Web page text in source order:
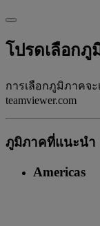
โปรดเลือก
การเลือกภูมิภาคจ
teamviewer.com
ภูมิภาคที่แนะนํา
Americas